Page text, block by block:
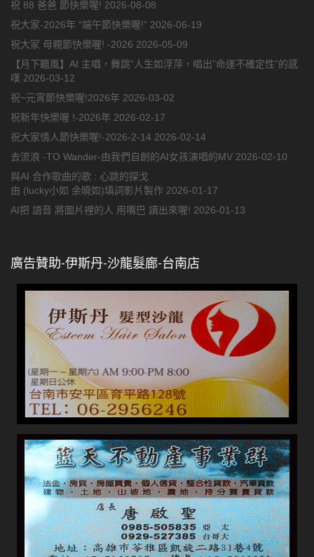
祝 88 爸爸 節快樂喔! 2026-08-08
祝大家-2026年 “端午節快樂喔!” 2026-06-19
祝大家 母親節快樂喔! -2026 2026-05-09
【月下聽風】AI 主唱，舞跳”人生如浮萍，唱出”命運不確定性”的感
嘆 2026-03-12
祝~元宵節快樂喔!2026年 2026-03-02
祝新年快樂喔 !-2026年 2026-02-17
祝大家情人節快樂喔!-2026-2-14 2026-02-14
去流浪 -TO Wander-由我們自創的AI女孩演唱的MV 2026-02-10
與AI 合作歌曲的歌 : 心跳的探戈
由 (lucky小如 余曉如)填詞影片製作 2026-01-17
AI把 語音 將圖片裡的人 用嘴巴 讀出來喔! 2026-01-13
廣告贊助-伊斯丹-沙龍髮廊-台南店